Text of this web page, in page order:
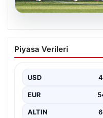
Fenerbahçe’nin
Sturm Graz
Piyasa Verileri
USD
EUR
ALTIN